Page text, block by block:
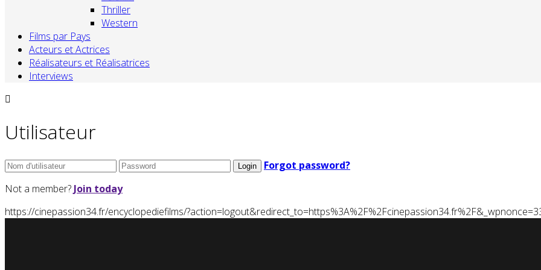
Thriller
Western
Films par Pays
Acteurs et Actrices
Réalisateurs et Réalisatrices
Interviews
Utilisateur
Forgot password?
Not a member? Join today
https://cinepassion34.fr/encyclopediefilms/